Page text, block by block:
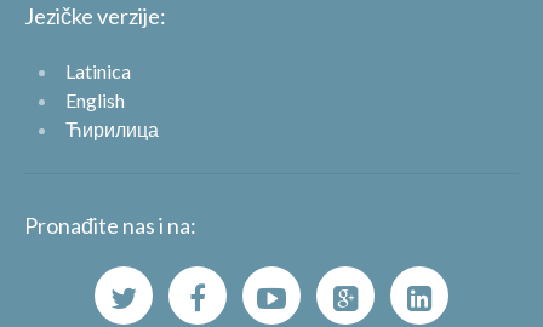
Jezičke verzije:
Latinica
English
Ћирилица
Pronađite nas i na: